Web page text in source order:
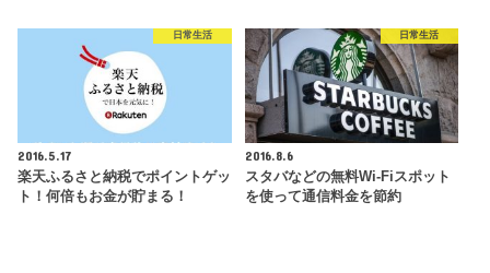
日常生活
2016.5.17
楽天ふるさと納税でポイントゲッ
ト！何倍もお金が貯まる！
日常生活
2016.8.6
スタバなどの無料Wi-Fiスポット
を使って通信料金を節約